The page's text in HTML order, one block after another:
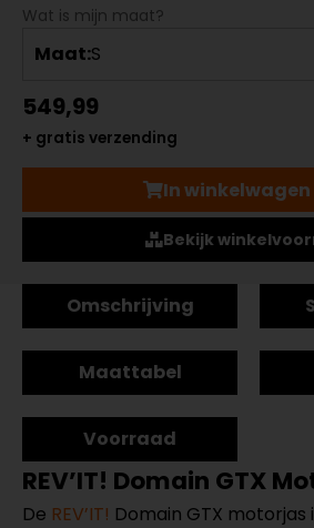
Wat is mijn maat?
Maat:S
549,99
+ gratis verzending
In winkelwagen
Bekijk
Omschrijving
Maattabel
Voorraad
REV’IT! Domain GTX
De REV’IT! Domain GTX motorjas